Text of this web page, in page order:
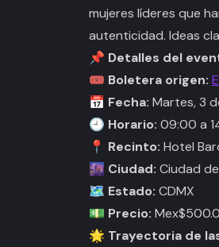
mujeres líderes que
autenticidad. Ideas
📌 Detalles del
🎟️ Boletera origen:
📅 Fecha: Martes, 3
🕘 Horario: 09:00 a
📍 Recinto: Hotel
🌆 Ciudad: Ciudad
🗺️ Estado: CDMX
💵 Precio:
🌟 Trayectoria de